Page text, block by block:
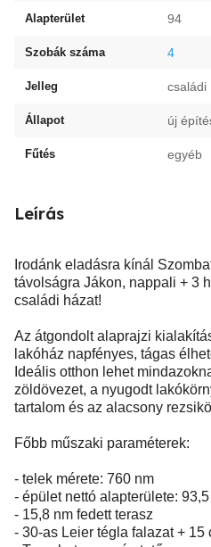
Alapterület 94
Szobák száma 4
Jelleg családi
Állapot új
Fűtés egyéb
Leírás
Irodánk eladásra kínál
távolságra Jákon, nappali + 3
családi házat!
Az átgondolt alaprajzi
lakóház napfényes, tágas
Ideális otthon lehet
zöldövezet, a nyugodt
tartalom és az alacsony
Főbb műszaki paraméterek:
- telek mérete: 760 nm
- épület nettó alapterülete:
- 15,8 nm fedett terasz
- 30-as Leier tégla falazat + 15